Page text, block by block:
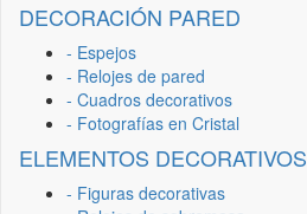
DECORACIÓN PARED
- Espejos
- Relojes de pared
- Cuadros decorativos
- Fotografías en Cristal
ELEMENTOS DECORATIVOS
- Figuras decorativas